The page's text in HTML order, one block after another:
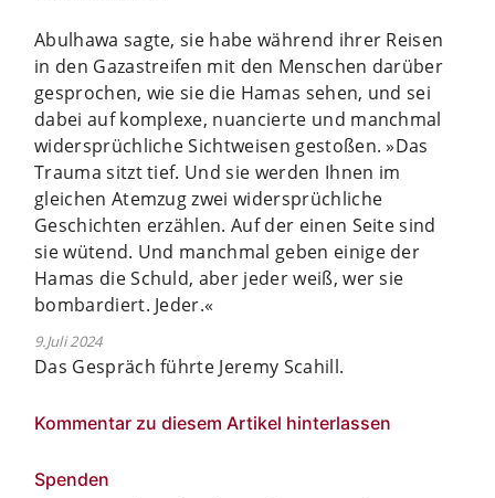
Abulhawa sagte, sie habe während ihrer Reisen
in den Gazastreifen mit den Menschen darüber
gesprochen, wie sie die Hamas sehen, und sei
dabei auf komplexe, nuancierte und manchmal
widersprüchliche Sichtweisen gestoßen. »Das
Trauma sitzt tief. Und sie werden Ihnen im
gleichen Atemzug zwei widersprüchliche
Geschichten erzählen. Auf der einen Seite sind
sie wütend. Und manchmal geben einige der
Hamas die Schuld, aber jeder weiß, wer sie
bombardiert. Jeder.«
9.Juli 2024
Das Gespräch führte Jeremy Scahill.
Kommentar zu diesem Artikel hinterlassen
Spenden